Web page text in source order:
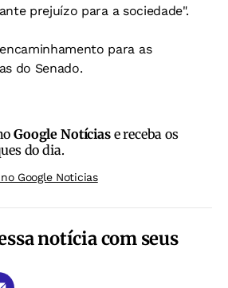
prejuízo para a sociedade".
para as
do Senado.
Google Notíciase receba os
do dia.
no Google Noticias
notícia com seus